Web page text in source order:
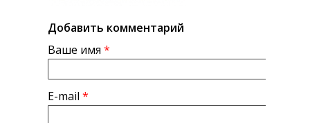
Добавить комментарий
Ваше имя *
E-mail *